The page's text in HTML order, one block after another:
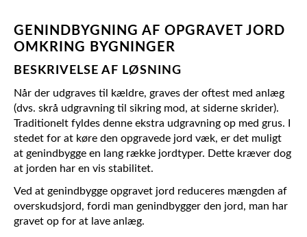
GENINDBYGNING AF OPGRAVET JORD
OMKRING BYGNINGER
BESKRIVELSE AF LØSNING
Når der udgraves til kældre, graves der oftest med anlæg
(dvs. skrå udgravning til sikring mod, at siderne skrider).
Traditionelt fyldes denne ekstra udgravning op med grus. I
stedet for at køre den opgravede jord væk, er det muligt
at genindbygge en lang række jordtyper. Dette kræver dog
at jorden har en vis stabilitet.
Ved at genindbygge opgravet jord reduceres mængden af
overskudsjord, fordi man genindbygger den jord, man har
gravet op for at lave anlæg.